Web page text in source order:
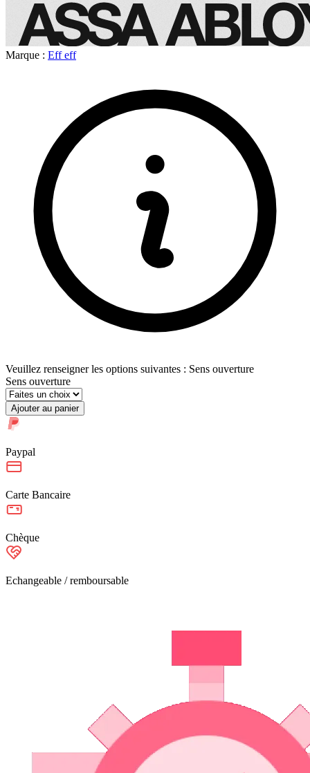
Marque : Eff eff
Veuillez renseigner les options suivantes : Sens ouverture
Sens ouverture
Ajouter au panier
Paypal
Carte Bancaire
Chèque
Echangeable / remboursable